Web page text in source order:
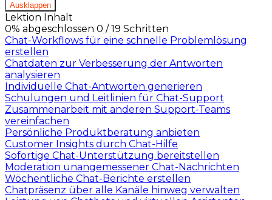
Ausklappen
Lektion Inhalt
0% abgeschlossen 0 / 19 Schritten
Chat-Workflows für eine schnelle Problemlösung
erstellen
Chatdaten zur Verbesserung der Antworten
analysieren
Individuelle Chat-Antworten generieren
Schulungen und Leitlinien für Chat-Support
Zusammenarbeit mit anderen Support-Teams
vereinfachen
Persönliche Produktberatung anbieten
Customer Insights durch Chat-Hilfe
Sofortige Chat-Unterstützung bereitstellen
Moderation unangemessener Chat-Nachrichten
Wöchentliche Chat-Berichte erstellen
Chatpräsenz über alle Kanäle hinweg verwalten